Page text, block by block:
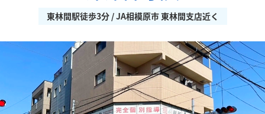
お電話でのお問い合わせはこちら
東林間駅徒歩3分 / JA相模原市 東林間支店近く